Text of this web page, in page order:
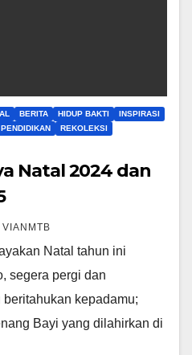
BERITA HIDUP BAKTI
INSPIRASI
PENDIDIKAN
REKOLEKSI
Natal 2024 dan
VIANMTB
Natal tahun ini
segera pergi dan
kepadamu;
Bayi yang dilahirkan di